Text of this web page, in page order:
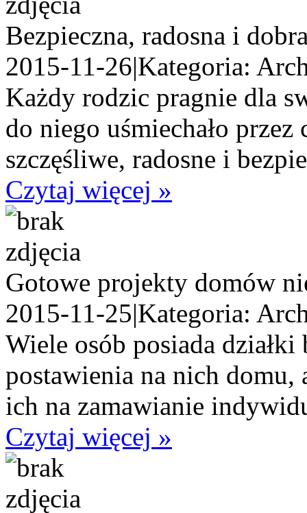
Bezpieczna, radosna i
2015-11-26|Kategoria:
Każdy rodzic pragnie dla
do niego uśmiechało przez
szczęśliwe, radosne i
Czytaj więcej »
Gotowe projekty domów
2015-11-25|Kategoria:
Wiele osób posiada
postawienia na nich domu,
ich na zamawianie
Czytaj więcej »